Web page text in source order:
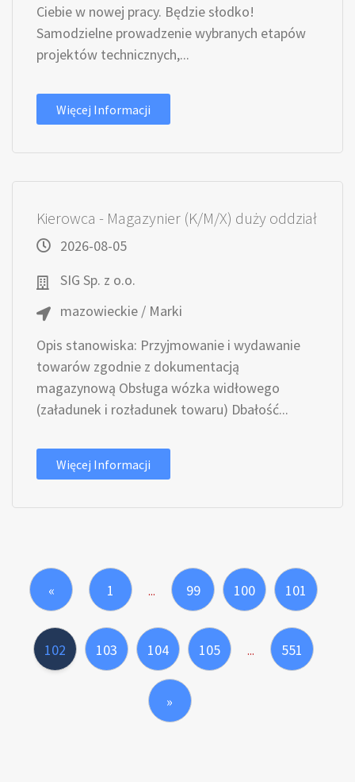
Ciebie w nowej pracy. Będzie słodko!
Samodzielne prowadzenie wybranych etapów
projektów technicznych,...
Więcej Informacji
Kierowca - Magazynier (K/M/X) duży oddział
2026-08-05
SIG Sp. z o.o.
mazowieckie / Marki
Opis stanowiska: Przyjmowanie i wydawanie
towarów zgodnie z dokumentacją
magazynową Obsługa wózka widłowego
(załadunek i rozładunek towaru) Dbałość...
Więcej Informacji
« 1 ... 99 100 101
102 103 104 105 ... 551
»